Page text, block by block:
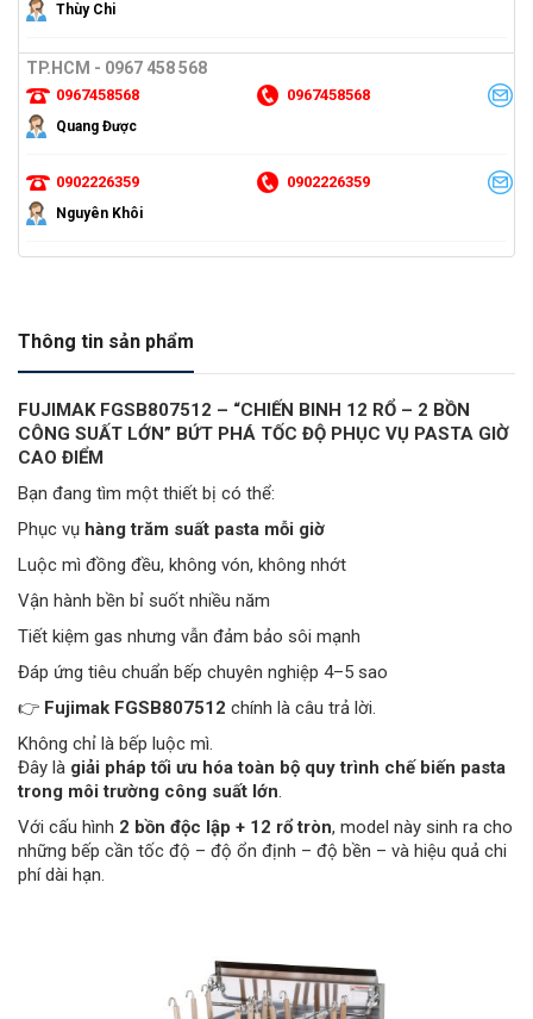
Thùy Chi
TP.HCM - 0967 458 568
0967458568 0967458568
Quang Được
0902226359 0902226359
Nguyên Khôi
Thông tin sản phẩm
FUJIMAK FGSB807512 – “CHIẾN BINH 12 RỔ – 2 BỒN
CÔNG SUẤT LỚN” BỨT PHÁ TỐC ĐỘ PHỤC VỤ PASTA GIỜ
CAO ĐIỂM
Bạn đang tìm một thiết bị có thể:
Phục vụ hàng trăm suất pasta mỗi giờ
Luộc mì đồng đều, không vón, không nhớt
Vận hành bền bỉ suốt nhiều năm
Tiết kiệm gas nhưng vẫn đảm bảo sôi mạnh
Đáp ứng tiêu chuẩn bếp chuyên nghiệp 4–5 sao
👉 Fujimak FGSB807512 chính là câu trả lời.
Không chỉ là bếp luộc mì.
Đây là giải pháp tối ưu hóa toàn bộ quy trình chế biến pasta
trong môi trường công suất lớn.
Với cấu hình 2 bồn độc lập + 12 rổ tròn, model này sinh ra cho
những bếp cần tốc độ – độ ổn định – độ bền – và hiệu quả chi
phí dài hạn.